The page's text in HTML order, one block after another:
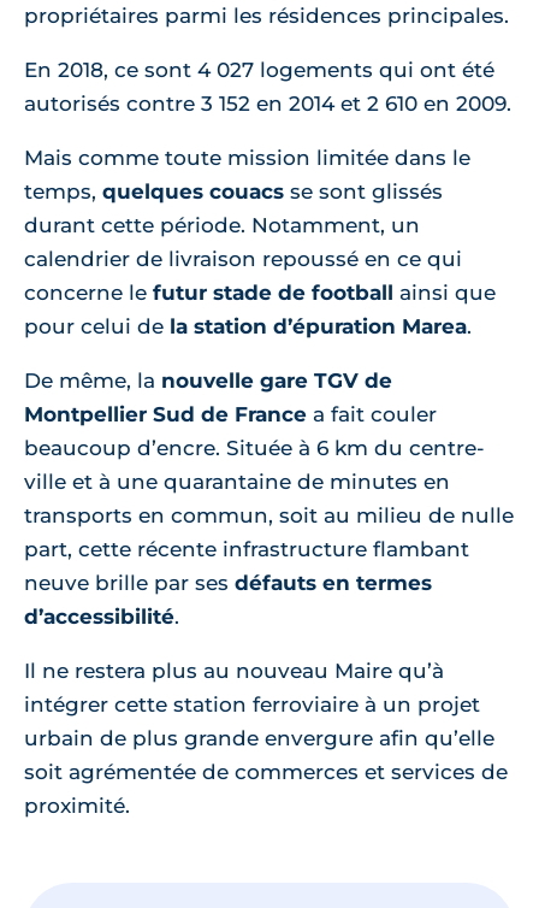
propriétaires parmi les résidences principales.
En 2018, ce sont 4 027 logements qui ont été
autorisés contre 3 152 en 2014 et 2 610 en 2009.
Mais comme toute mission limitée dans le
temps, quelques couacs se sont glissés
durant cette période. Notamment, un
calendrier de livraison repoussé en ce qui
concerne le futur stade de football ainsi que
pour celui de la station d’épuration Marea.
De même, la nouvelle gare TGV de
Montpellier Sud de France a fait couler
beaucoup d’encre. Située à 6 km du centre-
ville et à une quarantaine de minutes en
transports en commun, soit au milieu de nulle
part, cette récente infrastructure flambant
neuve brille par ses défauts en termes
d’accessibilité.
Il ne restera plus au nouveau Maire qu’à
intégrer cette station ferroviaire à un projet
urbain de plus grande envergure afin qu’elle
soit agrémentée de commerces et services de
proximité.